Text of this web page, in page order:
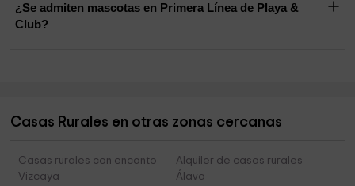
¿Se admiten mascotas en Primera Línea de Playa &
Club?
Casas Rurales en otras zonas cercanas
Casas rurales con encanto
Vizcaya
Alquiler de casas rurales
Álava